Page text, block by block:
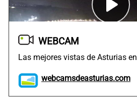
WEBCAM
Las mejores vistas de Asturias en
webcamsdeasturias.com